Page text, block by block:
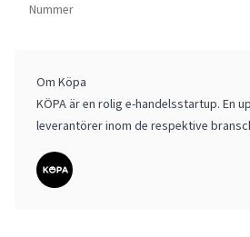
Nummer
Om Köpa
KÖPA är en rolig e-handelsstartup. En
leverantörer inom de respektive